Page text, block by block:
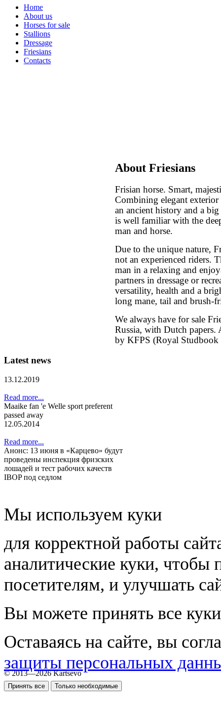
Home
About us
Horses for sale
Stallions
Dressage
Friesians
Contacts
About Friesians
Frisian horse. Smart,
Combining elegant
an ancient history and a
is well familiar with the
man and horse.
Due to the unique nature,
not an experienced riders.
man in a relaxing and
partners in dressage or
versatility, health and a
long mane, tail and brush-
We always have for sale
Russia, with Dutch papers.
by KFPS (Royal Studbook
Latest news
13.12.2019
Read more...
Maaike fan 'e Welle sport preferent
passed away
12.05.2014
Read more...
Анонс: 13 июня в «Карцево» будут
проведены инспекция фризских
лошадей и тест рабочих качеств
IBOP под седлом
Мы используем куки
для корректной работы
аналитические куки, чтобы
посетителям, и улучшать
Вы можете принять все
Оставаясь на сайте, вы
защиты персональных
Принять все Только необходимые
© 2013—2026 Kartsevo